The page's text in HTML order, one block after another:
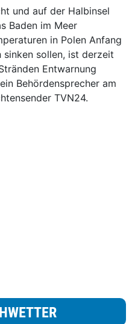
und auf der Halbinsel
Baden im Meer
in Polen Anfang
sinken sollen, ist derzeit
Entwarnung
Behördensprecher am
TVN24.